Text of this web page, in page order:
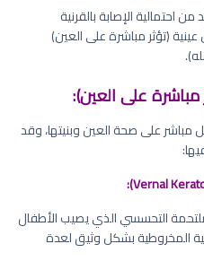
احتمالية الإصابة بالقرنية
(تؤثر مباشرة على العين)
على صحة العين وبنيتها، وقد
التحسسي الذي يصيب الأطفال
المخروطية بشكل وثيق لعدة